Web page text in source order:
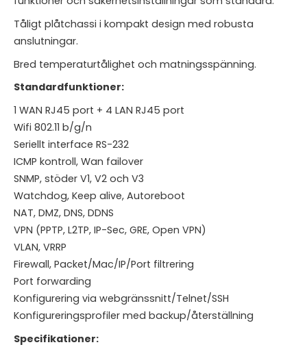
Tåligt plåtchassi i kompakt design med robusta
anslutningar.
Bred temperaturtålighet och matningsspänning.
Standardfunktioner:
1 WAN RJ45 port + 4 LAN RJ45 port
Wifi 802.11 b/g/n
Seriellt interface RS-232
ICMP kontroll, Wan failover
SNMP, stöder V1, V2 och V3
Watchdog, Keep alive, Autoreboot
NAT, DMZ, DNS, DDNS
VPN (PPTP, L2TP, IP-Sec, GRE, Open VPN)
VLAN, VRRP
Firewall, Packet/Mac/IP/Port filtrering
Port forwarding
Konfigurering via webgränssnitt/Telnet/SSH
Konfigureringsprofiler med backup/återställning
Specifikationer: